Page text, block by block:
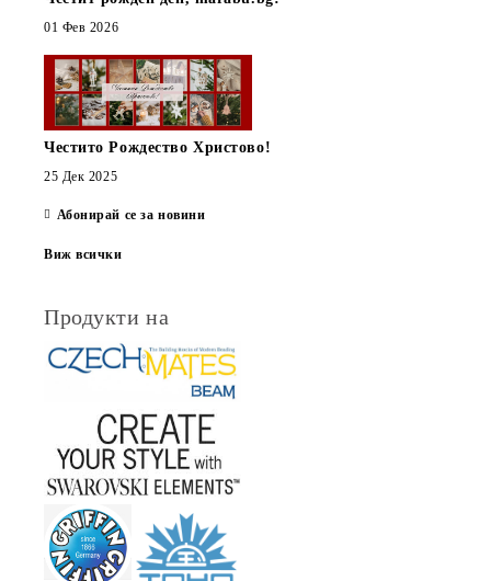
01 Фев 2026
Честито Рождество Христово!
25 Дек 2025
Абонирай се за новини
Виж всички
Продукти на